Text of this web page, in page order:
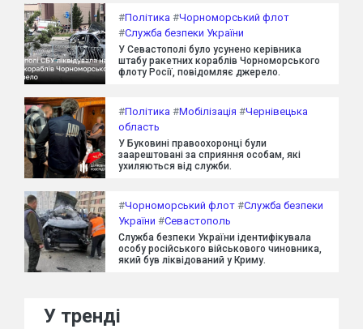
#Політика #Чорноморський флот
#Служба безпеки України
У Севастополі було усунено керівника
штабу ракетних кораблів Чорноморського
флоту Росії, повідомляє джерело.
#Політика #Мобілізація #Чернівецька
область
У Буковині правоохоронці були
заарештовані за сприяння особам, які
ухиляються від служби.
#Чорноморський флот #Служба безпеки
України #Севастополь
Служба безпеки України ідентифікувала
особу російського військового чиновника,
який був ліквідований у Криму.
У тренді